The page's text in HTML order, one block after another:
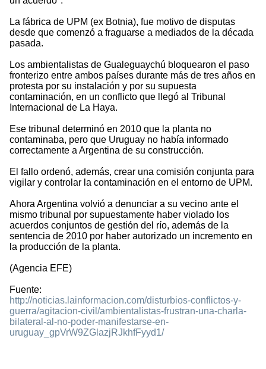
La fábrica de UPM (ex Botnia), fue motivo de disputas
desde que comenzó a fraguarse a mediados de la década
pasada.
Los ambientalistas de Gualeguaychú bloquearon el paso
fronterizo entre ambos países durante más de tres años en
protesta por su instalación y por su supuesta
contaminación, en un conflicto que llegó al Tribunal
Internacional de La Haya.
Ese tribunal determinó en 2010 que la planta no
contaminaba, pero que Uruguay no había informado
correctamente a Argentina de su construcción.
El fallo ordenó, además, crear una comisión conjunta para
vigilar y controlar la contaminación en el entorno de UPM.
Ahora Argentina volvió a denunciar a su vecino ante el
mismo tribunal por supuestamente haber violado los
acuerdos conjuntos de gestión del río, además de la
sentencia de 2010 por haber autorizado un incremento en
la producción de la planta.
(Agencia EFE)
Fuente:
http://noticias.lainformacion.com/disturbios-conflictos-y-
guerra/agitacion-civil/ambientalistas-frustran-una-charla-
bilateral-al-no-poder-manifestarse-en-
uruguay_gpVrW9ZGlazjRJkhfFyyd1/